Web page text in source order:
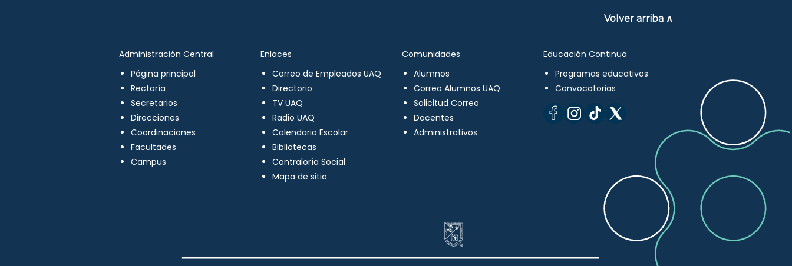
Volver arriba ∧
Administración Central
Página principal
Rectoría
Secretarios
Direcciones
Coordinaciones
Facultades
Campus
Enlaces
Correo de Empleados UAQ
Directorio
TV UAQ
Radio UAQ
Calendario Escolar
Bibliotecas
Contraloría Social
Mapa de sitio
Comunidades
Alumnos
Correo Alumnos UAQ
Solicitud Correo
Docentes
Administrativos
Educación Continua
Programas educativos
Convocatorias